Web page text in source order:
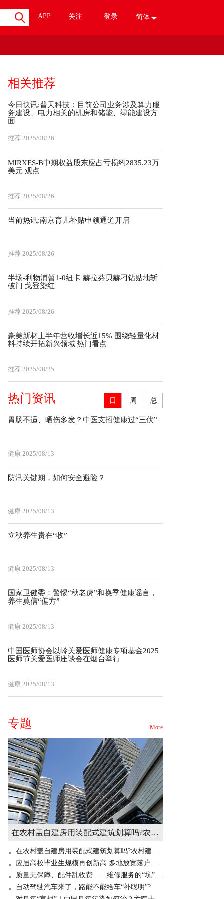
APP 关注 登录 简体
相关推荐
今日快讯:普天科技：目前公司业务涉及算力服
务建设、电力相关的机房和储能、绿能建设方
面
推荐 2025/08/26
MIRXES-B中期权益股东应占亏损约2835.23万
美元 观点
推荐 2025/08/26
当前热讯:南京育儿补贴申领通道开启
推荐 2025/08/26
半场-利物浦暂1-0纽卡 赫拉芬贝赫刁钻贴地斩
破门 戈登染红
推荐 2025/08/26
豪美新材上半年营收增长近15% 围绕轻量化材
料持续开拓新兴领域|热门看点
推荐 2025/08/25
热门资讯 日 周 总
胃肠不适、晒伤多发？中医支招健康过“三伏”
健康 2025/08/13
防汛关键期，如何安全避险？
健康 2025/08/13
立秋养生贵在“收”
健康 2025/08/13
国家卫健委：警惕“秋老虎”和换季健康谣言，
养生莫信“偏方”
健康 2025/08/13
中国医师协会以岭关爱医师健康专项基金2025
医师节关爱医师座谈会在烟台举行
健康 2025/08/13
专题 More
在农村盖自建房用装配式建筑划算吗?农村建造装配式房屋有补贴吗? 世界快讯
在农村盖自建房用装配式建筑划算吗?农村建造装配式房屋有补贴吗? 世界快讯
应届高校毕业生规模再创新高 多地放宽落户门槛“抢人”
质量无保障、配件乱收费……维修服务的“坑”你掉过吗？
自动驾驶汽车来了，路能不能给车“补聪明”?